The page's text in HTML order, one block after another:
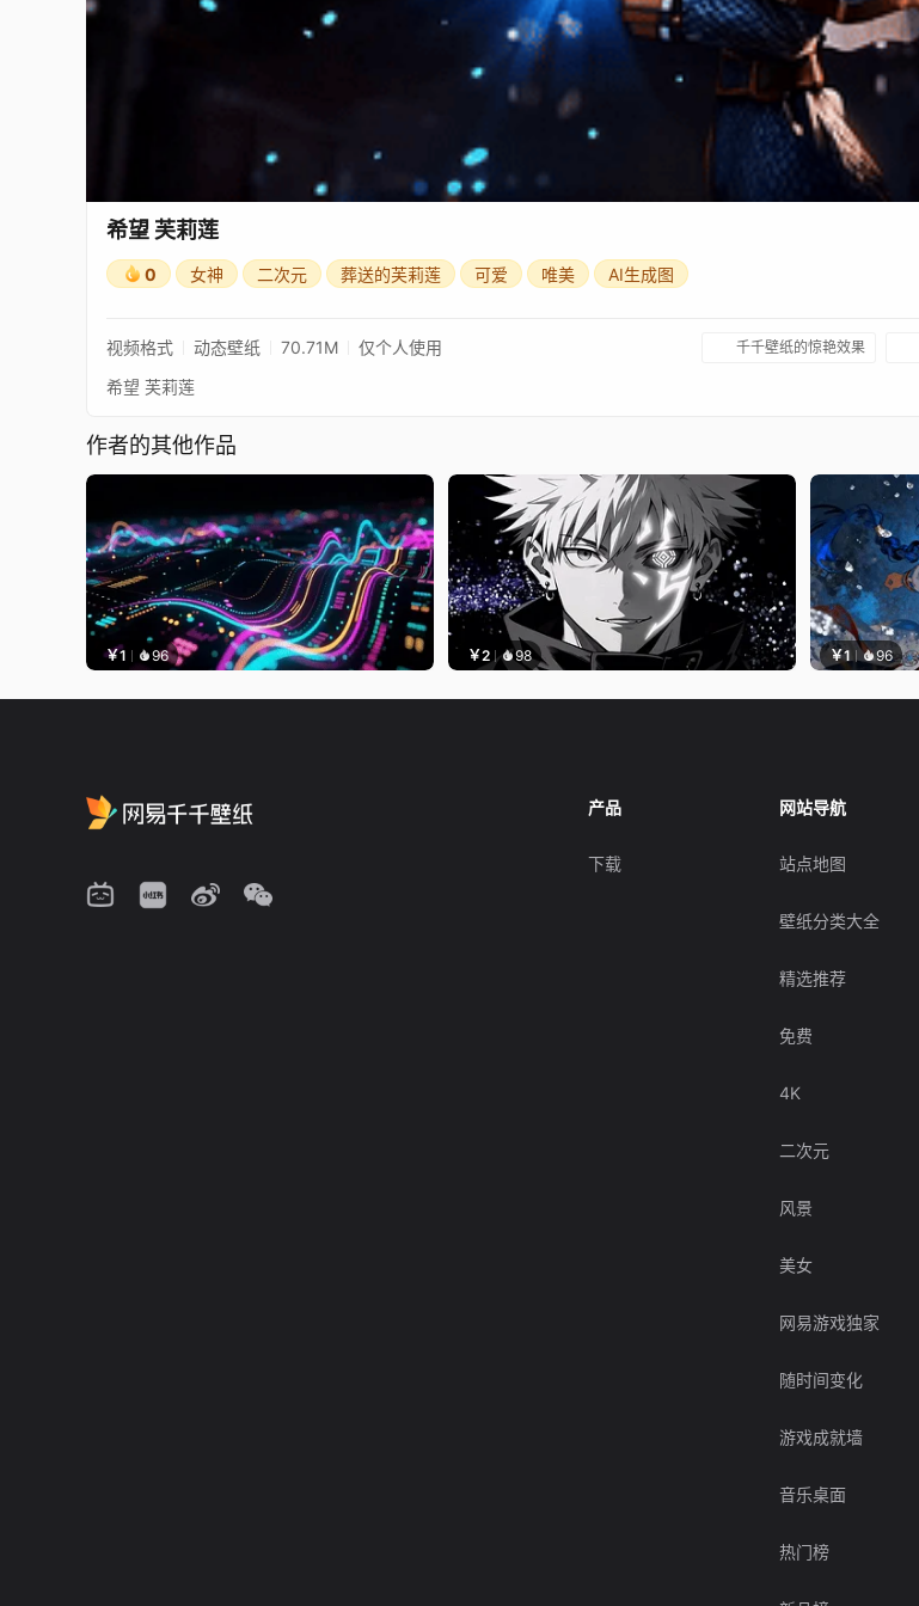
希望 芙莉莲
0 女神 二次元 葬送的芙莉莲 可爱 唯美 AI生成图
视频格式 动态壁纸 70.71M 仅个人使用 千千壁纸的惊艳效果
希望 芙莉莲
作者的其他作品
￥1 96 ￥2 98 ￥1 96
产品
下载
网站导航
站点地图
壁纸分类大全
精选推荐
免费
4K
二次元
风景
美女
网易游戏独家
随时间变化
游戏成就墙
音乐桌面
热门榜